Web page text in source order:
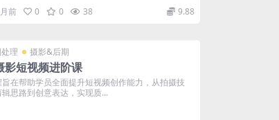
前 0 0 38 9.88
理 摄影&后期
影短视频进阶课
在帮助学员全面提升短视频创作能力，从拍摄技
思路到创意表达，实现质...